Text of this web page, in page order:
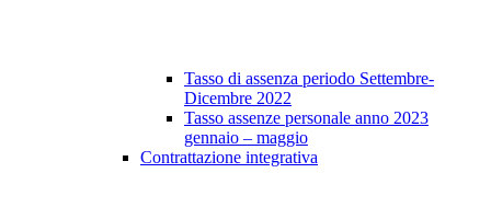
Tasso di assenza periodo Settembre-
Dicembre 2022
Tasso assenze personale anno 2023
gennaio – maggio
Contrattazione integrativa